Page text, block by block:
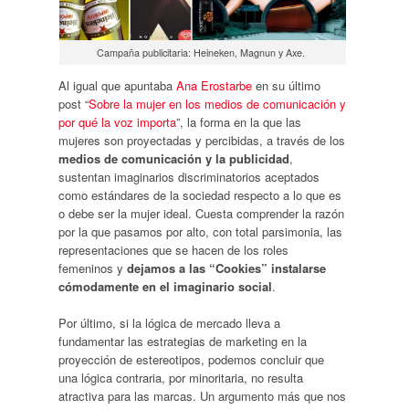
Campaña publicitaria: Heineken, Magnun y Axe.
Al igual que apuntaba Ana Erostarbeen su último
post “Sobre la mujer en los medios de comunicación y
por qué la voz importa”, la forma en la que las
mujeres son proyectadas y percibidas, a través de los
medios de comunicación y la publicidad,
sustentan imaginarios discriminatorios aceptados
como estándares de la sociedad respecto a lo que es
o debe ser la mujer ideal. Cuesta comprender la razón
por la que pasamos por alto, con total parsimonia, las
representaciones que se hacen de los roles
femeninos y dejamos a las “Cookies” instalarse
cómodamente en el imaginario social.
Por último, si la lógica de mercado lleva a
fundamentar las estrategias de marketing en la
proyección de estereotipos, podemos concluir que
una lógica contraria, por minoritaria, no resulta
atractiva para las marcas. Un argumento más que nos